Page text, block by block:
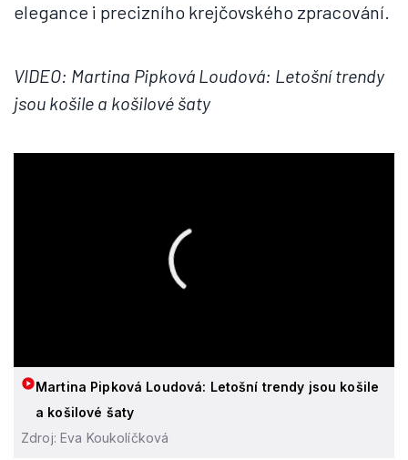
elegance i precizního krejčovského zpracování.
VIDEO: Martina Pipková Loudová: Letošní trendy
jsou košile a košilové šaty
Martina Pipková Loudová: Letošní trendy jsou košile
a košilové šaty
Zdroj: Eva Koukolíčková